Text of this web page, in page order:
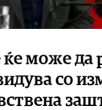
може да
со